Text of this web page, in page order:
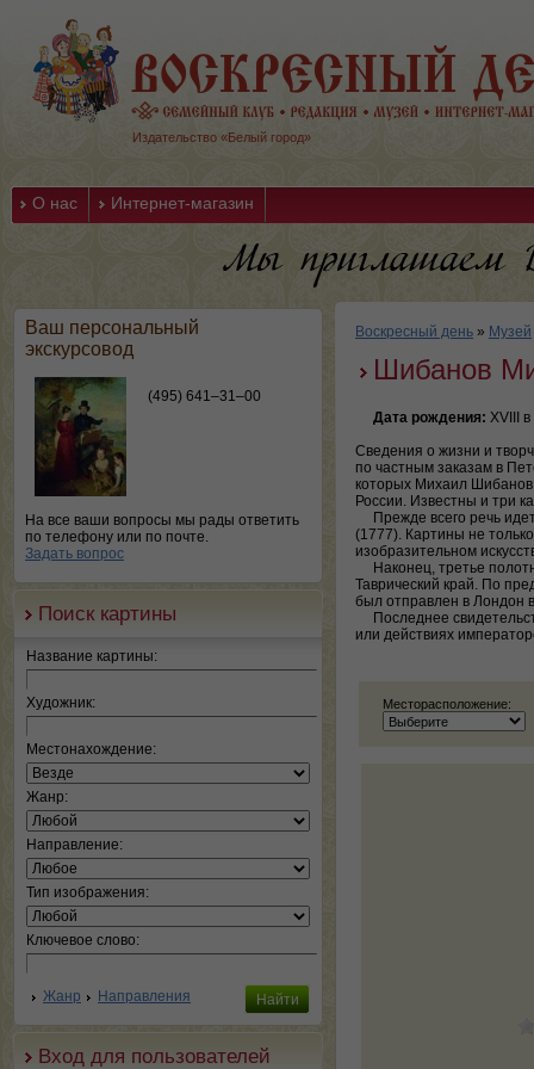
Издательство «Белый город»
О нас Интернет-магазин
Ваш персональный
экскурсовод
(495) 641–31–00
На все ваши вопросы мы рады ответить
по телефону или по почте.
Задать вопрос
Поиск картины
Название картины:
Художник:
Местонахождение:
Жанр:
Направление:
Тип изображения:
Ключевое слово:
Жанр Направления
Вход для пользователей
Воскресный день » Музей
Шибанов
Дата рождения: XVIII в
Сведения о жизни и
по частным заказам в
которых Михаил Шибанов
России. Известны и три
Прежде всего речь идет
(1777). Картины не
изобразительном
Наконец, третье
Таврический край. По
был отправлен в Лондон
Последнее
или действиях
Месторасположение: